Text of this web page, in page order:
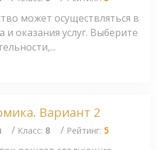
может осуществляться в
и оказания услуг. Выберите
Вариант 2
/ Класс: 8 / Рейтинг: 5